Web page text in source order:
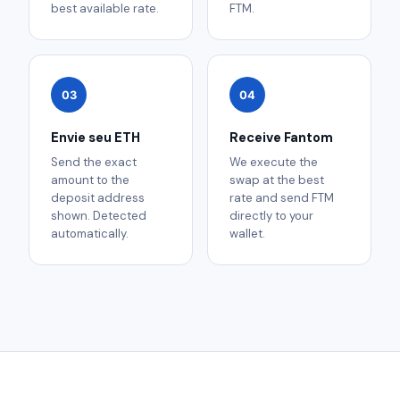
best available rate.
FTM.
03
Envie seu ETH
Send the exact
amount to the
deposit address
shown. Detected
automatically.
04
Receive Fantom
We execute the
swap at the best
rate and send FTM
directly to your
wallet.